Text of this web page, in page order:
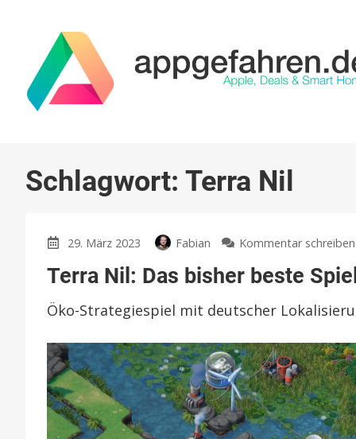
Schlagwort: Terra Nil
29. März 2023 Fabian Kommentar schreiben
Terra Nil: Das bisher beste
Öko-Strategiespiel mit deutscher